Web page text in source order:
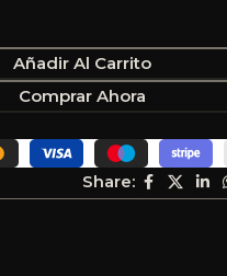
Añadir Al Carrito
Comprar Ahora
Share: